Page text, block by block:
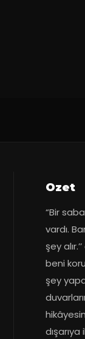
Ozet
“Bir
vardı.
şey
beni
şey